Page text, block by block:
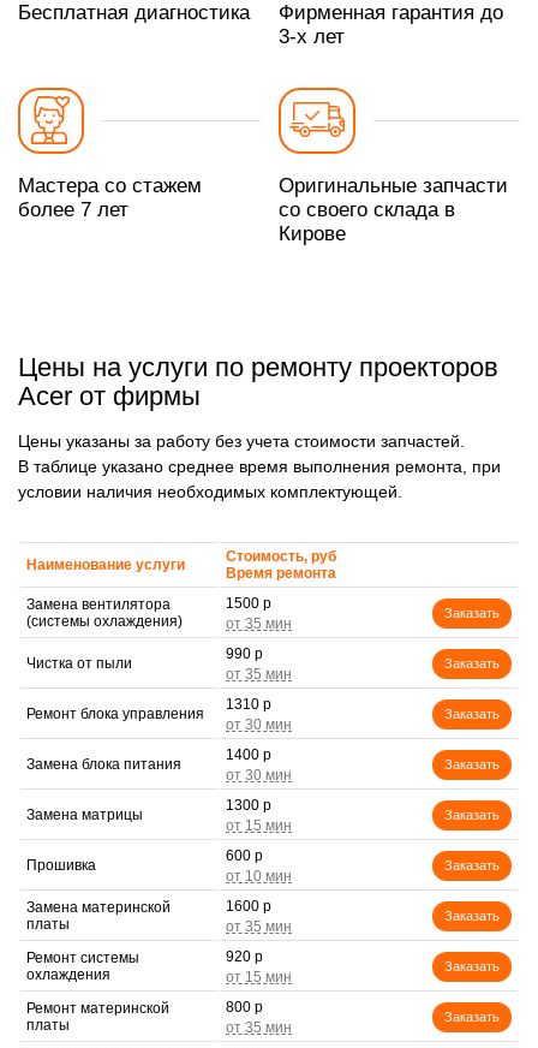
Бесплатная диагностика
Фирменная гарантия до
3-х лет
Мастера со стажем
более 7 лет
Оригинальные запчасти
со своего склада в
Кирове
Цены на услуги по ремонту проекторов
Acer от фирмы
Цены указаны за работу без учета стоимости запчастей.
В таблице указано среднее время выполнения ремонта, при
условии наличия необходимых комплектующей.
Наименование услуги
Стоимость, руб
Время ремонта
Замена вентилятора
(системы охлаждения)
1500 р
Заказать
Чистка от пыли
990 р
Заказать
Ремонт блока управления
1310 р
Заказать
Замена блока питания
1400 р
Заказать
Замена матрицы
1300 р
Заказать
Прошивка
600 р
Заказать
Замена материнской
платы
1600 р
Заказать
Ремонт системы
охлаждения
920 р
Заказать
Ремонт материнской
платы
800 р
Заказать